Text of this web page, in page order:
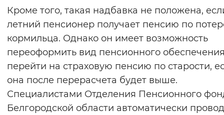
Кроме того, такая надбавка не положена,
летний пенсионер получает пенсию по
кормильца. Однако он имеет возможность
переоформить вид пенсионного
перейти на страховую пенсию по старости,
она после перерасчета будет выше.
Специалистами Отделения Пенсионного
Белгородской области автоматически